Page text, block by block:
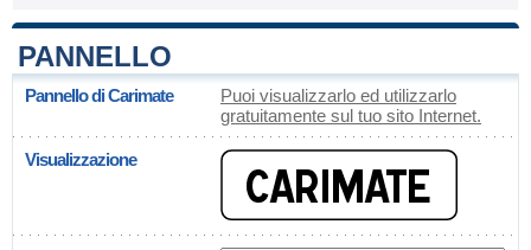
PANNELLO
Pannello di Carimate
Puoi visualizzarlo ed utilizzarlo
gratuitamente sul tuo sito Internet.
Visualizzazione